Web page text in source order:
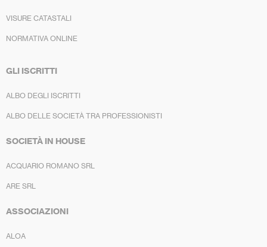
VISURE CATASTALI
NORMATIVA ONLINE
GLI ISCRITTI
ALBO DEGLI ISCRITTI
ALBO DELLE SOCIETÀ TRA PROFESSIONISTI
SOCIETÀ IN HOUSE
ACQUARIO ROMANO SRL
ARE SRL
ASSOCIAZIONI
ALOA